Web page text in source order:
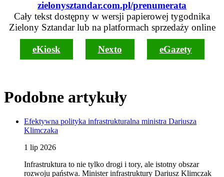
zielonysztandar.com.pl/prenumerata
Cały tekst dostępny w wersji papierowej tygodnika
Zielony Sztandar lub na platformach sprzedaży online
eKiosk Nexto eGazety
Podobne artykuły
Efektywna polityka infrastrukturalna ministra Dariusza
Klimczaka
1 lip 2026
Infrastruktura to nie tylko drogi i tory, ale istotny obszar
rozwoju państwa. Minister infrastruktury Dariusz Klimczak